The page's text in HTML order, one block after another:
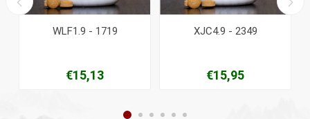
WLF1.9 - 1719
€15,13
XJC4.9 - 2349
€15,95